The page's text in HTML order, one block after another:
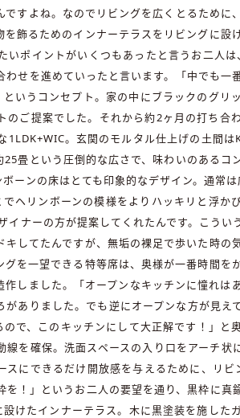
すよね。なのでリビングを広くとるために
飾るためのインナーテラスをリビングに設
いポイントがいくつもあったと言うお二人
せを進めていったと言います。「中でも一
いうコンセプト。家の中にブラックのグリ
ご提案でした。それから約2ヶ月の打ち合
。玄関のモルタル仕上げの土間は
畳という圧倒的な広さで、味わいのあるコ
ーンの床はとても印象的なデザイン。通常
ヘリンボーンの模様をよりハッキリと浮か
ナーの方が提案してくれたんです。こうい
してたんですが、無垢の裸足で歩いた時の
を一望できる特等席は、奥様が一番時間を
しました。「オープンなキッチンに憧れは
ありました。でも逆にオープンな方が見え
で、このキッチンにして大正解です！」と
を確保。洗面スペースの入り口をアーチ状
にできるだけ開放感を与えるために、リ
！」というお二人の要望を通り、黒枠に真
けたインナーテラス。木に黒塗装を施した